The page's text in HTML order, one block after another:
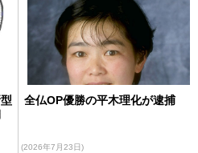
全仏OP優勝の平木理化が逮捕
(2026年7月23日)